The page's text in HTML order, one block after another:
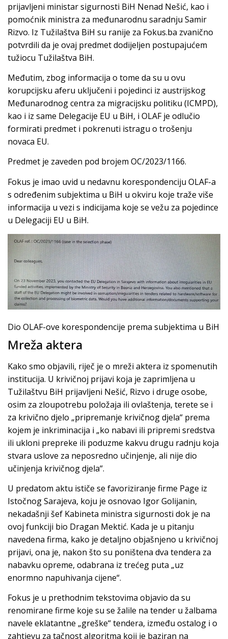
prijavljeni ministar sigurnosti BiH Nenad Nešić, kao i
pomoćnik ministra za međunarodnu saradnju Samir
Rizvo. Iz Tužilaštva BiH su ranije za Fokus.ba zvanično
potvrdili da je ovaj predmet dodijeljen postupajućem
tužiocu Tužilaštva BiH.
Međutim, zbog informacija o tome da su u ovu
korupcijsku aferu uključeni i pojedinci iz austrijskog
Međunarodnog centra za migracijsku politiku (ICMPD),
kao i iz same Delegacije EU u BiH, i OLAF je odlučio
formirati predmet i pokrenuti istragu o trošenju
novaca EU.
Predmet je zaveden pod brojem OC/2023/1166.
Fokus je imao uvid u nedavnu korespondenciju OLAF-a
s određenim subjektima u BiH u okviru koje traže više
informacija u vezi s indicijama koje se vežu za pojedince
u Delegaciji EU u BiH.
Dio OLAF-ove korespondencije prema subjektima u BiH
Mreža aktera
Kako smo objavili, riječ je o mreži aktera iz spomenutih
institucija. U krivičnoj prijavi koja je zaprimljena u
Tužilaštvu BiH prijavljeni Nešić, Rizvo i druge osobe,
osim za zloupotrebu položaja ili ovlaštenja, terete se i
za krivično djelo „pripremanje krivičnog djela“ prema
kojem je inkriminacija i „ko nabavi ili pripremi sredstva
ili ukloni prepreke ili poduzme kakvu drugu radnju koja
stvara uslove za neposredno učinjenje, ali nije dio
učinjenja krivičnog djela“.
U predatom aktu ističe se favoriziranje firme Page iz
Istočnog Sarajeva, koju je osnovao Igor Golijanin,
nekadašnji šef Kabineta ministra sigurnosti dok je na
ovoj funkciji bio Dragan Mektić. Kada je u pitanju
navedena firma, kako je detaljno objašnjeno u krivičnoj
prijavi, ona je, nakon što su poništena dva tendera za
nabavku opreme, odabrana iz trećeg puta „uz
enormno napuhivanja cijene“.
Fokus je u prethodnim tekstovima objavio da su
renomirane firme koje su se žalile na tender u žalbama
navele eklatantne „greške“ tendera, između ostalog i o
zahtjevu za tačnost algoritma koji je baziran na